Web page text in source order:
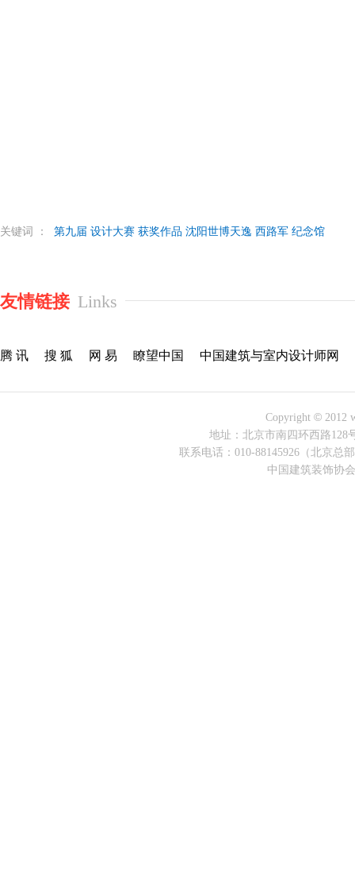
关键词 ： 第九届 设计大赛 获奖作品 沈阳世博天逸 西路军 纪念馆
友情链接 Links
腾 讯 搜 狐 网 易 瞭望中国 中国建筑与室内设计师网
Copyright © 2012
地址：北京市南四环西路128
联系电话：010-88145926（北京总
中国建筑装饰协